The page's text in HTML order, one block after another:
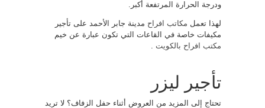
ودرجة الحرارة المرتفعة أكبر.
لهذا تعمل مكاتب افراح مدينة جابر الأحمد على تأجير
مكيفات خاصة في القاعات التي تكون عبارة عن خيم
مكتب افراح بالكويت
تأجير ليزر
تحتاج إلى المزيد من العروض أثناء حفل الزفاف؟ لا تريد